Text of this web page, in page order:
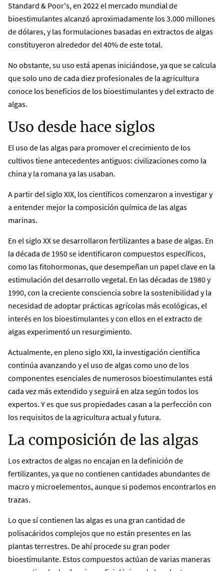
Standard & Poor's, en 2022 el mercado mundial de
bioestimulantes alcanzó aproximadamente los 3.000 millones
de dólares, y las formulaciones basadas en extractos de algas
constituyeron alrededor del 40% de este total.
No obstante, su uso está apenas iniciándose, ya que se calcula
que solo uno de cada diez profesionales de la agricultura
conoce los beneficios de los bioestimulantes y del extracto de
algas.
Uso desde hace siglos
El uso de las algas para promover el crecimiento de los
cultivos tiene antecedentes antiguos: civilizaciones como la
china y la romana ya las usaban.
A partir del siglo XIX, los científicos comenzaron a investigar y
a entender mejor la composición química de las algas
marinas.
En el siglo XX se desarrollaron fertilizantes a base de algas. En
la década de 1950 se identificaron compuestos específicos,
como las fitohormonas, que desempeñan un papel clave en la
estimulación del desarrollo vegetal. En las décadas de 1980 y
1990, con la creciente consciencia sobre la sostenibilidad y la
necesidad de adoptar prácticas agrícolas más ecológicas, el
interés en los bioestimulantes y con ellos en el extracto de
algas experimentó un resurgimiento.
Actualmente, en pleno siglo XXI, la investigación científica
continúa avanzando y el uso de algas como uno de los
componentes esenciales de numerosos bioestimulantes está
cada vez más extendido y seguirá en alza según todos los
expertos. Y es que sus propiedades casan a la perfección con
los requisitos de la agricultura actual y futura.
La composición de las algas
Los extractos de algas no encajan en la definición de
fertilizantes, ya que no contienen cantidades abundantes de
macro y microelementos, aunque si podemos encontrarlos en
trazas.
Lo que sí contienen las algas es una gran cantidad de
polisacáridos complejos que no están presentes en las
plantas terrestres. De ahí procede su gran poder
bioestimulante. Estos compuestos actúan de varias maneras